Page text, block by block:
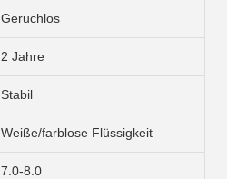
Geruchlos
2 Jahre
Stabil
Weiße/farblose Flüssigkeit
7.0-8.0